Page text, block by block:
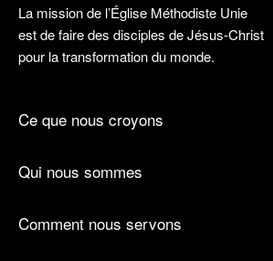
La mission de l’Église Méthodiste Unie
est de faire des disciples de Jésus-Christ
pour la transformation du monde.
Ce que nous croyons
Qui nous sommes
Comment nous servons